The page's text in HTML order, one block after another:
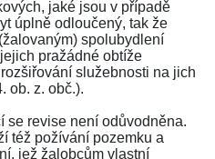
jaké jsou v případě
úplně odloučený, tak že
spolubydlení
pražádné obtíže
služebnosti na jich
ob. z. obč.).
se revise není odůvodněna.
též požívání pozemku a
jež žalobcům vlastní